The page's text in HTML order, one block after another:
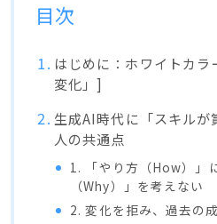
目次
はじめに：ホワイトカ
変化」]
生成AI時代に「スキルが
人の共通点
1. 「やり方（How）」
（Why）」を考えない
2. 変化を拒み、過去の